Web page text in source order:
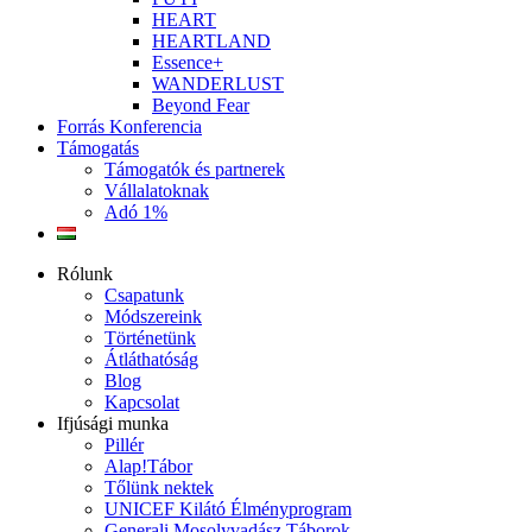
HEART
HEARTLAND
Essence+
WANDERLUST
Beyond Fear
Forrás Konferencia
Támogatás
Támogatók és partnerek
Vállalatoknak
Adó 1%
Rólunk
Csapatunk
Módszereink
Történetünk
Átláthatóság
Blog
Kapcsolat
Ifjúsági munka
Pillér
Alap!Tábor
Tőlünk nektek
UNICEF Kilátó Élményprogram